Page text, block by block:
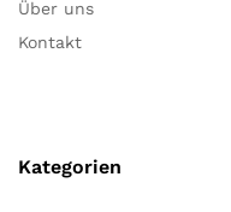
Über uns
Kontakt
Kategorien